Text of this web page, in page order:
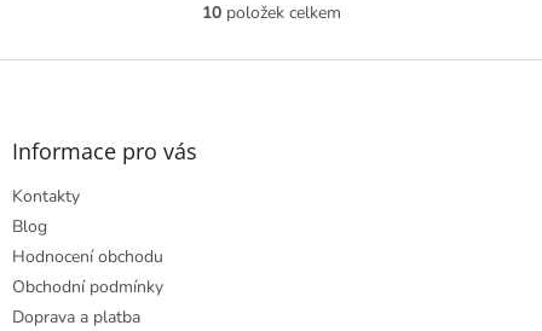
O
l
10položek celkem
Z
Informace pro vás
Kontakty
Blog
Hodnocení obchodu
Obchodní podmínky
Doprava a platba